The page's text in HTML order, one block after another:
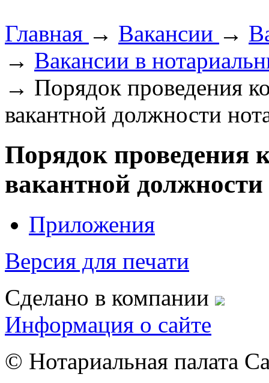
Главная → Вакансии →
→ Вакансии в
→ Порядок проведения
вакантной должности
Порядок проведения
вакантной должности
Приложения
Версия для печати
Сделано в компании
Информация о сайте
© Нотариальная палата